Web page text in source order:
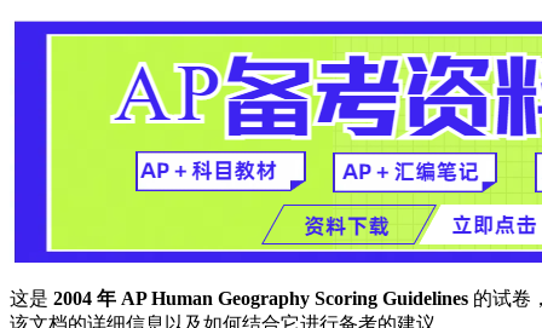
这是 2004 年 AP Human Geography Scoring Guidelines 的试卷
该文档的详细信息以及如何结合它进行备考的建议。